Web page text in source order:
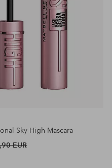
Sky High Mascara
EUR